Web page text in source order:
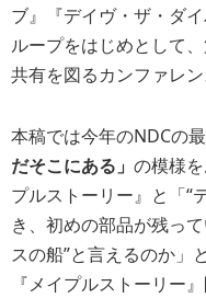
ブ』『デイヴ・ザ・ダ
ループをはじめとして
共有を図るカンファレン
本稿では今年のNDCの
だそこにある」 の模様
プルストーリー』と「“
き、初めの部品が残っ
スの船”と言えるのか」
『メイプルストーリー